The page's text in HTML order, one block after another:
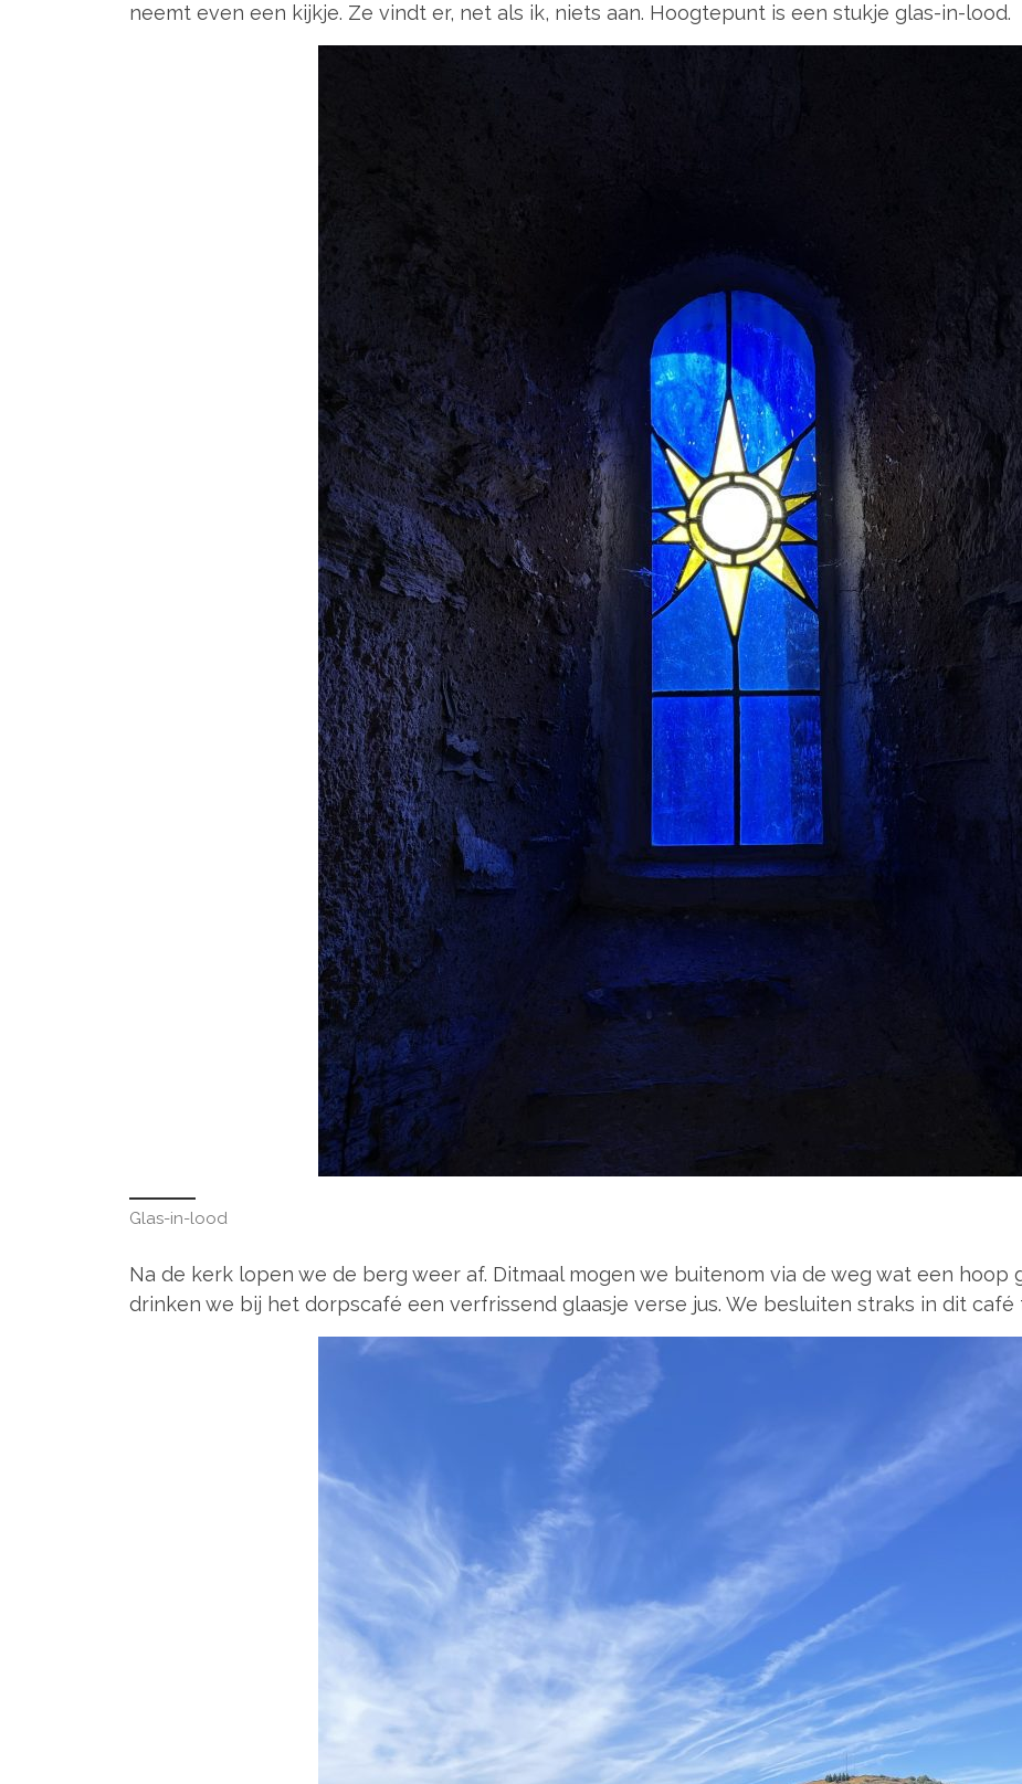
neemt even een kijkje. Ze vindt er, net als ik, niets aan. Hoogtepunt is een stukje glas-in-lood.
Glas-in-lood
Na de kerk lopen we de berg weer af. Ditmaal mogen we buitenom via de weg wat een hoop
drinken we bij het dorpscafé een verfrissend glaasje verse jus. We besluiten straks in dit café